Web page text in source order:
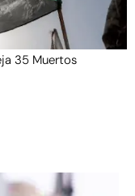
35 Muertos